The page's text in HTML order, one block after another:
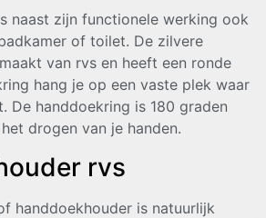
naast zijn functionele werking ook
of toilet. De zilvere
van rvs en heeft een ronde
hang je op een vaste plek waar
De handdoekring is 180 graden
drogen van je handen.
rvs
handdoekhouder is natuurlijk